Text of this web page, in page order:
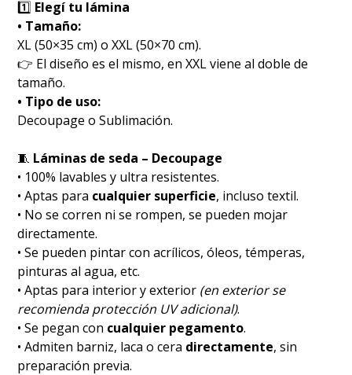
1️⃣ Elegí tu lámina
• Tamaño:
XL (50×35 cm) o XXL (50×70 cm).
👉 El diseño es el mismo, en XXL viene al doble de
tamaño.
• Tipo de uso:
Decoupage o Sublimación.
🧵 Láminas de seda – Decoupage
• 100% lavables y ultra resistentes.
• Aptas para cualquier superficie, incluso textil.
• No se corren ni se rompen, se pueden mojar
directamente.
• Se pueden pintar con acrílicos, óleos, témperas,
pinturas al agua, etc.
• Aptas para interior y exterior (en exterior se
recomienda protección UV adicional).
• Se pegan con cualquier pegamento.
• Admiten barniz, laca o cera directamente, sin
preparación previa.